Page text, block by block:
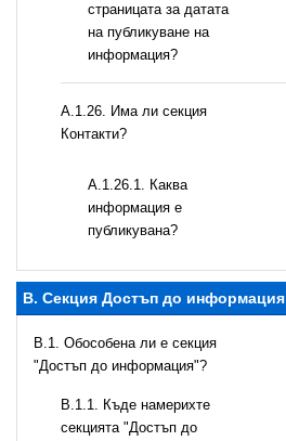
страницата за датата
на публикуване на
информация?
А.1.26. Има ли секция
Контакти?
А.1.26.1. Каква
информация е
публикувана?
B. Секция Достъп до информация
В.1. Обособена ли е секция
"Достъп до информация"?
В.1.1. Къде намерихте
секцията "Достъп до